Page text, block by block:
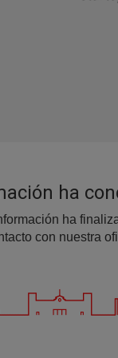
Ruta